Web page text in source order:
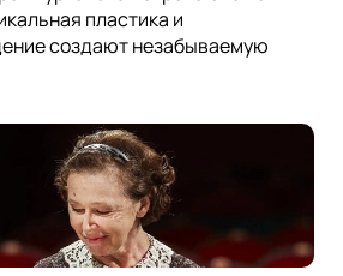
пластика и
создают незабываемую